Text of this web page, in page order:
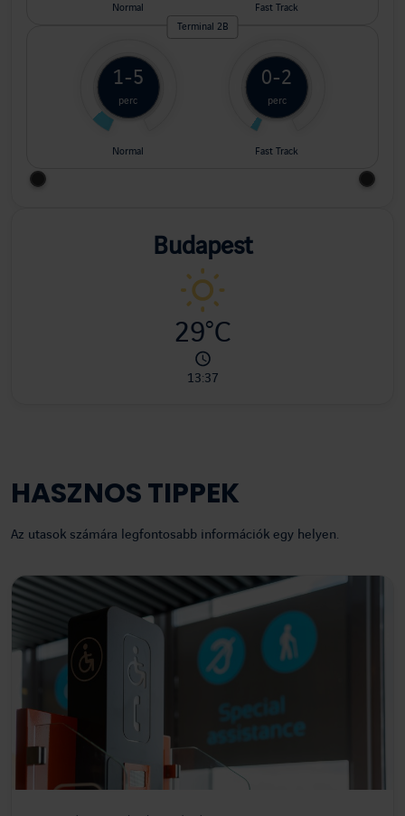
Normal
Fast Track
Terminal 2B
1-5
perc
Normal
0-2
perc
Fast Track
Budapest
29°C
13:37
HASZNOS TIPPEK
Az utasok számára legfontosabb információk egy helyen.